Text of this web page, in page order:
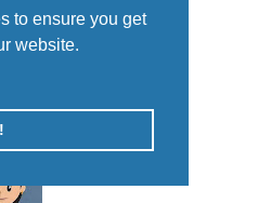
to ensure you get
website.